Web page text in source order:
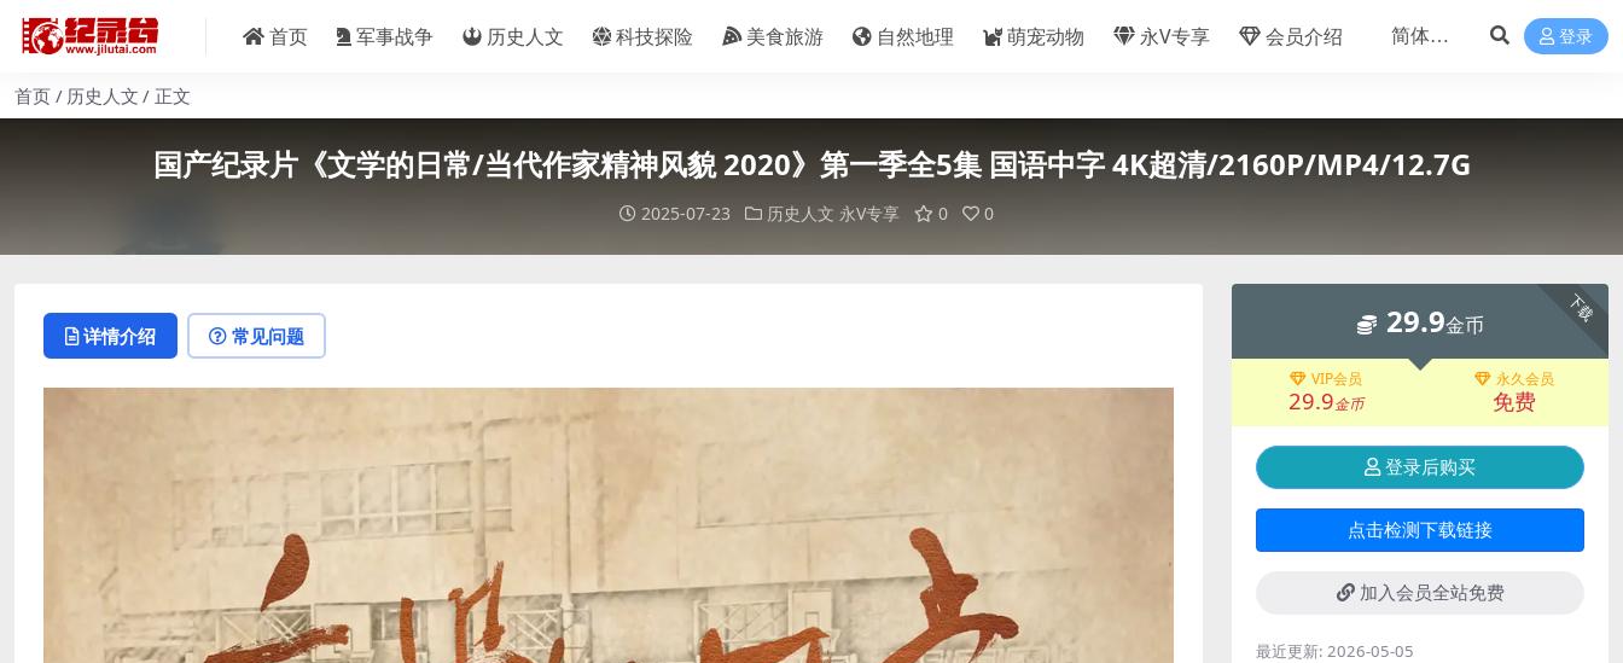
首页 军事战争 历史人文 科技探险 美食旅游 自然地理 萌宠动物 永V专享 会员介绍 登录
首页 历史人文 正文
国产纪录片《文学的日常/当代作家精神风貌 2020》第一季全5集 国语中字 4K超清/2160P/MP4/12.7G
2025-07-23 历史人文 永V专享 0 0
详情介绍 常见问题
下载
29.9金币
VIP会员
29.9金币
永久会员
免费
登录后购买
点击检测下载链接
加入会员全站免费
最近更新: 2026-05-05